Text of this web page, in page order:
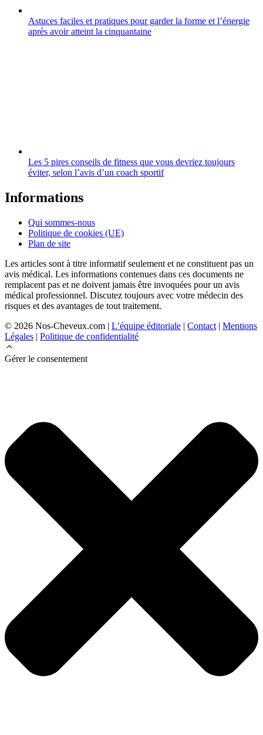
Astuces faciles et pratiques pour garder la forme et l’énergie
après avoir atteint la cinquantaine
Les 5 pires conseils de fitness que vous devriez toujours
éviter, selon l’avis d’un coach sportif
Informations
Qui sommes-nous
Politique de cookies (UE)
Plan de site
Les articles sont à titre informatif seulement et ne constituent pas un
avis médical. Les informations contenues dans ces documents ne
remplacent pas et ne doivent jamais être invoquées pour un avis
médical professionnel. Discutez toujours avec votre médecin des
risques et des avantages de tout traitement.
© 2026 Nos-Cheveux.com | L’équipe éditoriale | Contact | Mentions
Légales | Politique de confidentialité
Gérer le consentement